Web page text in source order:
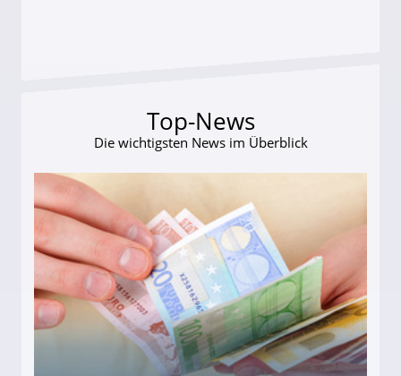
Top-News
Die wichtigsten News im Überblick